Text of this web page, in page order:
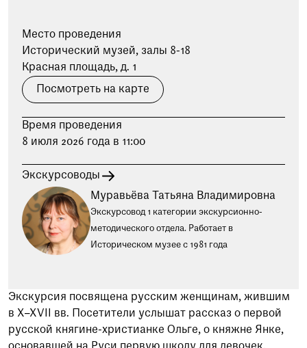
Опрос о качестве работы музея
Просим вас пройти опрос
о качестве работы музея. Ваше
мнение поможет нам стать лучше!
Пройти опрос
Экскурсия посвящена русским женщинам, жившим
в X–XVII вв. Посетители услышат рассказ о первой
русской княгине-христианке Ольге, о княжне Янке,
Место проведения
Исторический музей, залы 8-18
Красная площадь, д. 1
Посмотреть на карте
Время проведения
8 июля 2026 года в 11:00
Экскурсоводы
Муравьёва Татьяна Владимировна
Экскурсовод 1 категории экскурсионно-
методического отдела. Работает в
Историческом музее с 1981 года